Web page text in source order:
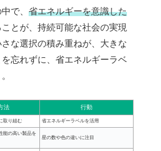
で、 省エネルギーを意識した
とが、持続可能な社会の実現
な選択の積み重ねが、大きな
忘れずに、省エネルギーラベ
法 行動
取り組む 省エネルギーラベルを活用
能の高い製品を
星の数や色の違いに注目